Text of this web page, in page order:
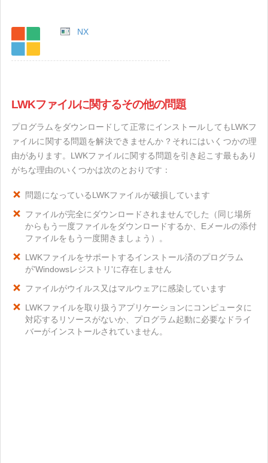
NX
LWKファイルに関するその他の問題
プログラムをダウンロードして正常にインストールしてもLWKフ
ァイルに関する問題を解決できませんか？それにはいくつかの理
由があります。LWKファイルに関する問題を引き起こす最もあり
がちな理由のいくつかは次のとおりです：
問題になっているLWKファイルが破損しています
ファイルが完全にダウンロードされませんでした（同じ場所
からもう一度ファイルをダウンロードするか、Eメールの添付
ファイルをもう一度開きましょう）。
LWKファイルをサポートするインストール済のプログラム
が'Windowsレジストリ'に存在しません
ファイルがウイルス又はマルウェアに感染しています
LWKファイルを取り扱うアプリケーションにコンピュータに
対応するリソースがないか、プログラム起動に必要なドライ
バーがインストールされていません。